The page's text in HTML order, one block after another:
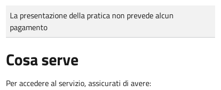
Tipo di pagamento
Importo
La presentazione della pratica non prevede alcun
pagamento
Cosa serve
Per accedere al servizio, assicurati di avere: